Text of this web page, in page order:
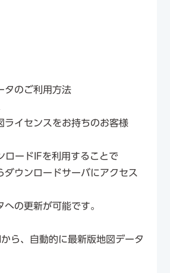
タのご利用方法
ライセンスをお持ちのお客様
ロードIFを利用することで
ダウンロードサーバにアクセス
の更新が可能です。
ら、自動的に最新版地図データ